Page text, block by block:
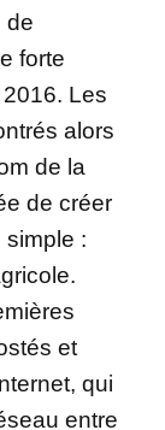
de
forte
Les
alors
de la
de créer
simple :
et
qui
entre